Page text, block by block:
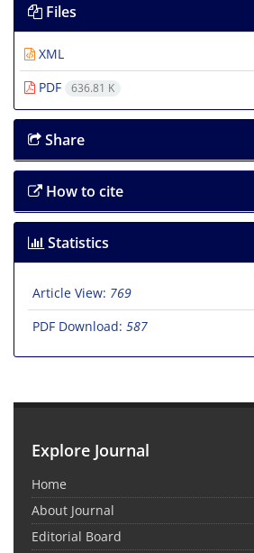
Files
XML
PDF
636.81 K
Share
How to cite
Statistics
Article View: 769
PDF Download: 587
Explore Journal
Home
About Journal
Editorial Board